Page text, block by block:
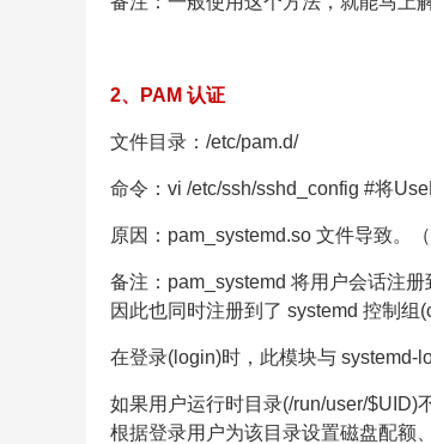
2、PAM 认证
文件目录：/etc/pam.d/
命令：vi /etc/ssh/sshd_config #将
原因：pam_systemd.so 文件导致。
备注：pam_systemd 将用户会话注
因此也同时注册到了 systemd 控制组
在登录(login)时，此模块与 systemd-
如果用户运行时目录(/run/user/$UID)
根据登录用户为该目录设置磁盘配额